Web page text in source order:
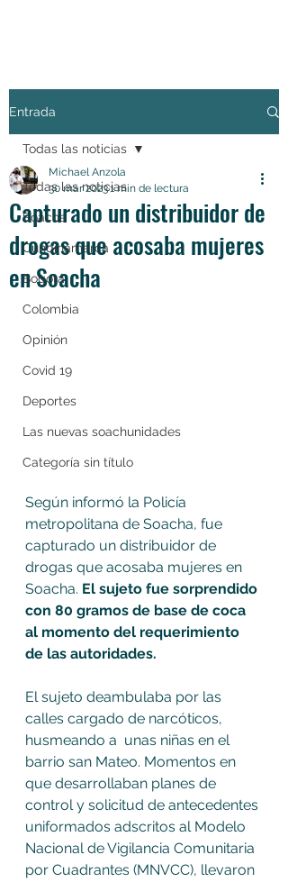
Entrada
Todas las noticias
Soacha
Cundinamarca
Bogotá
Colombia
Opinión
Covid 19
Deportes
Las nuevas soachunidades
Categoría sin título
Todas las noticias
Capturado un distribuidor de
drogas que acosaba mujeres
en Soacha
Michael Anzola
30 mar 20231 min de lectura
Según informó la Policía
metropolitana de Soacha, fue
capturado un distribuidor de
drogas que acosaba mujeres en
Soacha. El sujeto fue sorprendido
con 80 gramos de base de coca
al momento del requerimiento
de las autoridades.
El sujeto deambulaba por las
calles cargado de narcóticos,
husmeando a  unas niñas en el
barrio san Mateo. Momentos en
que desarrollaban planes de
control y solicitud de antecedentes
uniformados adscritos al Modelo
Nacional de Vigilancia Comunitaria
por Cuadrantes (MNVCC), llevaron